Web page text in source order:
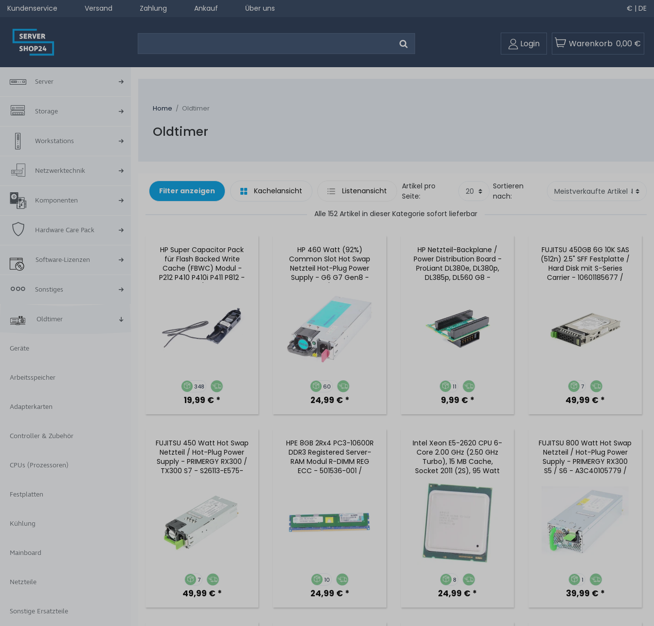
Kundenservice Versand Zahlung Ankauf Über uns € | DE
Login Warenkorb 0,00 €
Server
Storage
Workstations
Netzwerktechnik
Komponenten
Hardware Care Pack
Software-Lizenzen
Sonstiges
Oldtimer
Geräte
Arbeitsspeicher
Adapterkarten
Controller & Zubehör
CPUs (Prozessoren)
Festplatten
Kühlung
Mainboard
Netzteile
Sonstige Ersatzteile
Home Oldtimer
Oldtimer
Filter anzeigen Kachelansicht Listenansicht
Artikel pro
Seite:
Sortieren
nach:
Alle 152 Artikel in dieser Kategorie sofort lieferbar
HP Super Capacitor Pack
für Flash Backed Write
Cache (FBWC) Modul -
P212 P410 P410i P411 P812 -
348
19,99 € *
HP 460 Watt (92%)
Common Slot Hot Swap
Netzteil Hot-Plug Power
Supply - G6 G7 Gen8 -
60
24,99 € *
HP Netzteil-Backplane /
Power Distribution Board -
ProLiant DL380e, DL380p,
DL385p, DL560 G8 -
11
9,99 € *
FUJITSU 450GB 6G 10K SAS
(512n) 2.5" SFF Festplatte /
Hard Disk mit S-Series
Carrier - 10601185677 /
7
49,99 € *
FUJITSU 450 Watt Hot Swap
Netzteil / Hot-Plug Power
Supply - PRIMERGY RX300 /
TX300 S7 - S26113-E575-
7
49,99 € *
HPE 8GB 2Rx4 PC3-10600R
DDR3 Registered Server-
RAM Modul R-DIMM REG
ECC - 501536-001 /
10
24,99 € *
Intel Xeon E5-2620 CPU 6-
Core 2.00 GHz (2.50 GHz
Turbo), 15 MB Cache,
Socket 2011 (2S), 95 Watt
8
24,99 € *
FUJITSU 800 Watt Hot Swap
Netzteil / Hot-Plug Power
Supply - PRIMERGY RX300
S5 / S6 - A3C40105779 /
1
39,99 € *